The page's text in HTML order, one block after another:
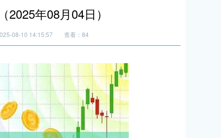
年08月04日）
08-10 14:15:57 查看：84